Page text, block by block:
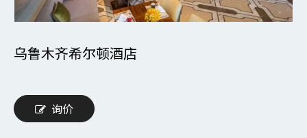
乌鲁木齐希尔顿酒店
询价